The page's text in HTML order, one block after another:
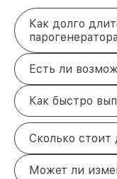
Как долго
Есть ли
Как быстро
Сколько стоит
Может ли